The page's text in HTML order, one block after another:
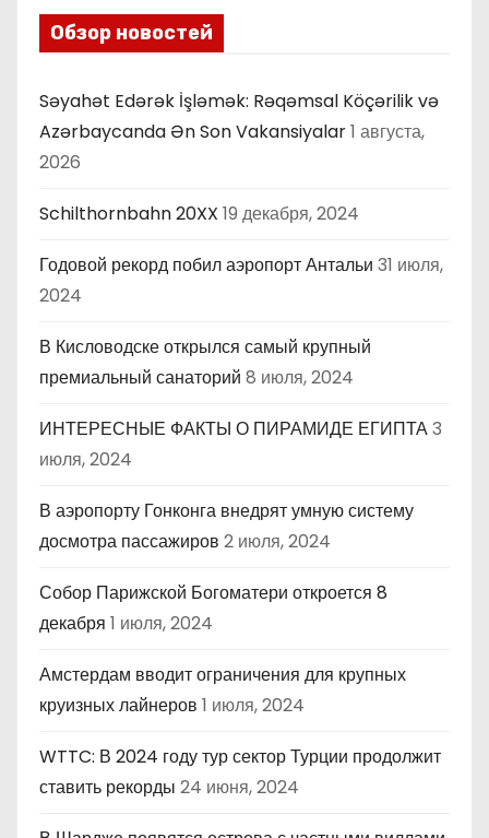
Обзор новостей
Səyahət Edərək İşləmək: Rəqəmsal Köçərilik və
Azərbaycanda Ən Son Vakansiyalar1 августа,
2026
Schilthornbahn 20XX 19 декабря, 2024
Годовой рекорд побил аэропорт Антальи 31 июля,
2024
В Кисловодске открылся самый крупный
премиальный санаторий 8 июля, 2024
ИНТЕРЕСНЫЕ ФАКТЫ О ПИРАМИДЕ ЕГИПТА3
июля, 2024
В аэропорту Гонконга внедрят умную систему
досмотра пассажиров 2 июля, 2024
Собор Парижской Богоматери откроется 8
декабря 1 июля, 2024
Амстердам вводит ограничения для крупных
круизных лайнеров 1 июля, 2024
WTTC: В 2024 году тур сектор Турции продолжит
ставить рекорды 24 июня, 2024